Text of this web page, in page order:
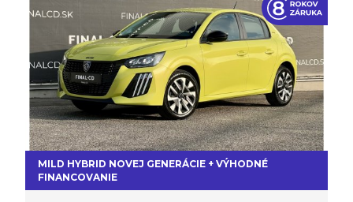
MILD HYBRID NOVEJ GENERÁCIE + VÝHODNÉ
FINANCOVANIE